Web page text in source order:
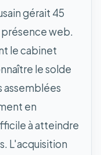
gérait 45
web.
le cabinet
le solde
assemblées
en
à atteindre
L'acquisition